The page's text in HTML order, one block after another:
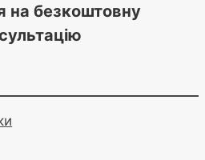
на безкоштовну